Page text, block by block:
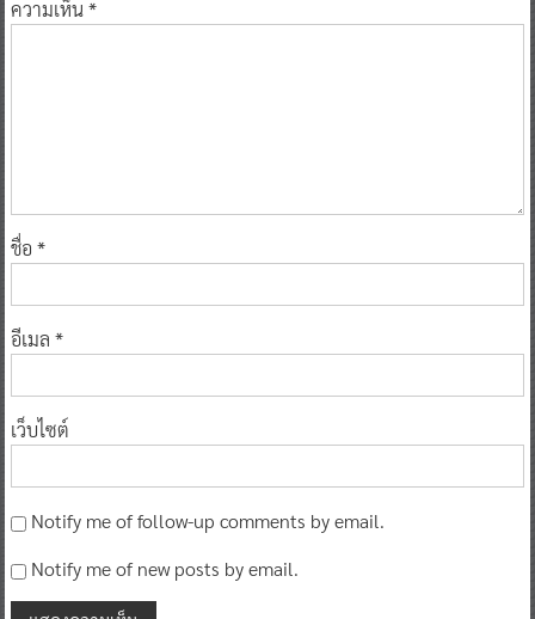
ความเห็น*
ชื่อ *
อีเมล *
เว็บไซต์
Notify me of follow-up comments by email.
Notify me of new posts by email.